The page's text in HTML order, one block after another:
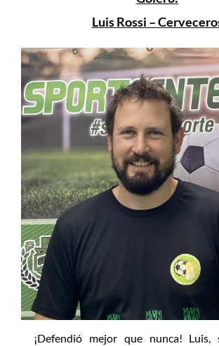
Luis Rossi –
¡Defendió mejor que nunca! Luis,